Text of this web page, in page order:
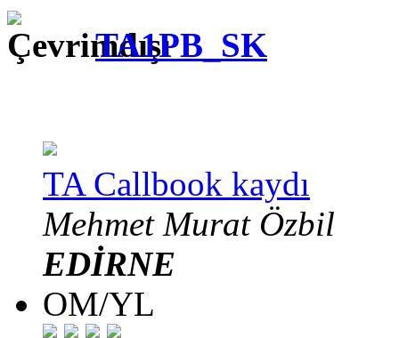
TA1PB_SK
TA Callbook kaydı
Mehmet Murat Özbil
EDİRNE
OM/YL